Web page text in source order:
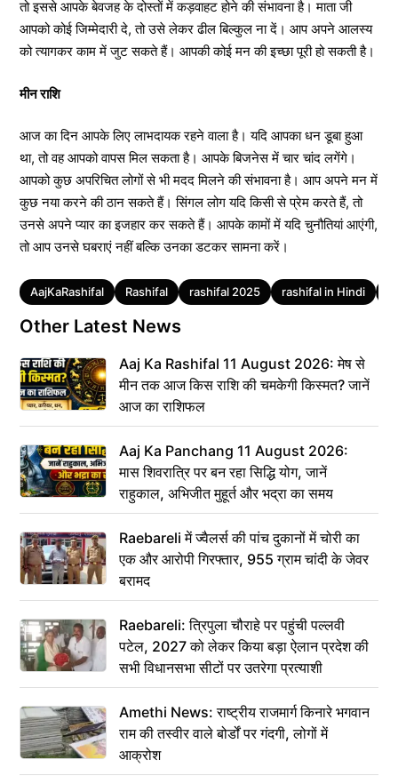
तो इससे आपके बेवजह के दोस्तों में कड़वाहट होने की संभावना है। माता जी
आपको कोई जिम्मेदारी दे, तो उसे लेकर ढील बिल्कुल ना दें। आप अपने आलस्य
को त्यागकर काम में जुट सकते हैं। आपकी कोई मन की इच्छा पूरी हो सकती है।
मीन राशि
आज का दिन आपके लिए लाभदायक रहने वाला है। यदि आपका धन डूबा हुआ
था, तो वह आपको वापस मिल सकता है। आपके बिजनेस में चार चांद लगेंगे।
आपको कुछ अपरिचित लोगों से भी मदद मिलने की संभावना है। आप अपने मन में
कुछ नया करने की ठान सकते हैं। सिंगल लोग यदि किसी से प्रेम करते हैं, तो
उनसे अपने प्यार का इजहार कर सकते हैं। आपके कामों में यदि चुनौतियां आएंगी,
तो आप उनसे घबराएं नहीं बल्कि उनका डटकर सामना करें।
Tags
AajKaRashifal Rashifal rashifal 2025 rashifal in Hindi
Other Latest News
Aaj Ka Rashifal 11 August 2026: मेष से
मीन तक आज किस राशि की चमकेगी किस्मत? जानें
आज का राशिफल
Aaj Ka Panchang 11 August 2026:
मास शिवरात्रि पर बन रहा सिद्धि योग, जानें
राहुकाल, अभिजीत मुहूर्त और भद्रा का समय
Raebareli में ज्वैलर्स की पांच दुकानों में चोरी का
एक और आरोपी गिरफ्तार, 955 ग्राम चांदी के जेवर
बरामद
Raebareli: त्रिपुला चौराहे पर पहुंची पल्लवी
पटेल, 2027 को लेकर किया बड़ा ऐलान प्रदेश की
सभी विधानसभा सीटों पर उतरेगा प्रत्याशी
Amethi News: राष्ट्रीय राजमार्ग किनारे भगवान
राम की तस्वीर वाले बोर्डों पर गंदगी, लोगों में
आक्रोश